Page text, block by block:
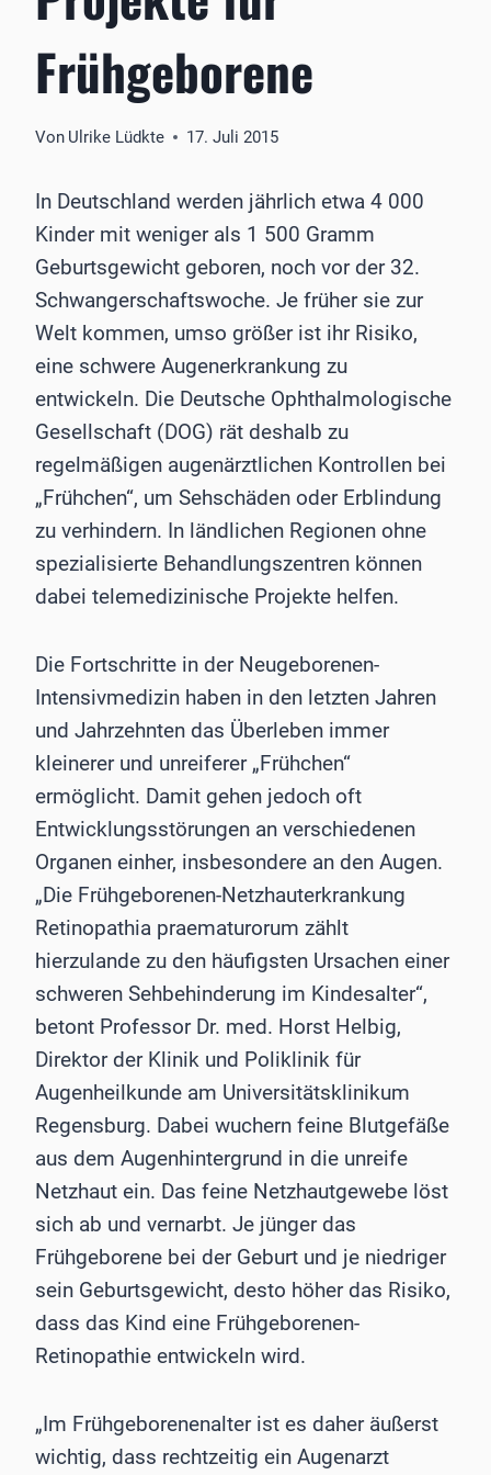
Frühgeborene
Von Ulrike Lüdkte 17. Juli 2015
In Deutschland werden jährlich etwa 4 000
Kinder mit weniger als 1 500 Gramm
Geburtsgewicht geboren, noch vor der 32.
Schwangerschaftswoche. Je früher sie zur
Welt kommen, umso größer ist ihr Risiko,
eine schwere Augenerkrankung zu
entwickeln. Die Deutsche Ophthalmologische
Gesellschaft (DOG) rät deshalb zu
regelmäßigen augenärztlichen Kontrollen bei
„Frühchen“, um Sehschäden oder Erblindung
zu verhindern. In ländlichen Regionen ohne
spezialisierte Behandlungszentren können
dabei telemedizinische Projekte helfen.
Die Fortschritte in der Neugeborenen-
Intensivmedizin haben in den letzten Jahren
und Jahrzehnten das Überleben immer
kleinerer und unreiferer „Frühchen“
ermöglicht. Damit gehen jedoch oft
Entwicklungsstörungen an verschiedenen
Organen einher, insbesondere an den Augen.
„Die Frühgeborenen-Netzhauterkrankung
Retinopathia praematurorum zählt
hierzulande zu den häufigsten Ursachen einer
schweren Sehbehinderung im Kindesalter“,
betont Professor Dr. med. Horst Helbig,
Direktor der Klinik und Poliklinik für
Augenheilkunde am Universitätsklinikum
Regensburg. Dabei wuchern feine Blutgefäße
aus dem Augenhintergrund in die unreife
Netzhaut ein. Das feine Netzhautgewebe löst
sich ab und vernarbt. Je jünger das
Frühgeborene bei der Geburt und je niedriger
sein Geburtsgewicht, desto höher das Risiko,
dass das Kind eine Frühgeborenen-
Retinopathie entwickeln wird.
„Im Frühgeborenenalter ist es daher äußerst
wichtig, dass rechtzeitig ein Augenarzt